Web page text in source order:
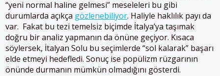
“yeni normal haline gelmesi” meseleleri bu gibi
durumlarda açıkça gözlenebiliyor. Haliyle haklılık payı da
var. Fakat bu tezi temelsiz biçimde İtalya’ya taşımak
doğru bir analiz yapmanın da önüne geçiyor. Kısaca
söylersek, İtalyan Solu bu seçimlerde “sol kalarak” başarı
elde etmeyi hedefledi. Sonuç ise popülizm rüzgarının
önünde durmanın mümkün olmadığını gösterdi.